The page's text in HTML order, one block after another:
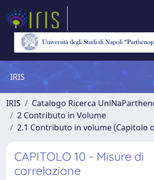
IRIS
IRIS
Catalogo Ricerca
2 Contributo in Volume
2.1 Contributo in volume (Capitolo
CAPITOLO 10 - Misure di
correlazione